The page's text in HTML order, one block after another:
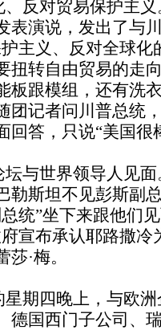
反对贸易保护主义
表演说，发出了与
主义、反对全球
扭转自由贸易的走
板跟模组，还有洗
团记者问川普总统
回答，只说“美国很
与世界领导人见面
勒斯坦不见彭斯副
统”坐下来跟他们
宣布承认耶路撒
·梅。
期四晚上，与欧洲
德国西门子公司、